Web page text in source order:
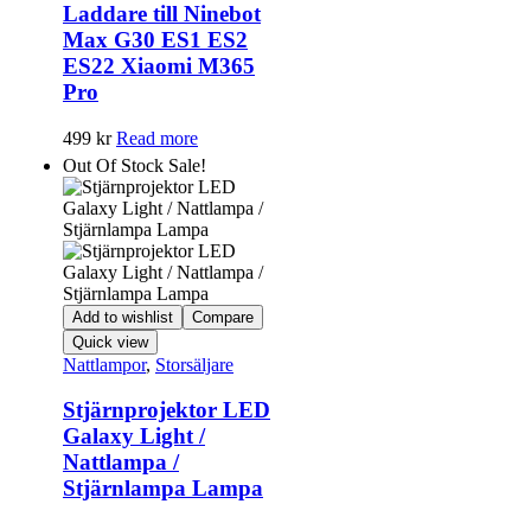
Laddare till Ninebot
Max G30 ES1 ES2
ES22 Xiaomi M365
Pro
499 kr Read more
Out Of Stock Sale!
Add to wishlist
Compare
Quick view
Nattlampor, Storsäljare
Stjärnprojektor LED
Galaxy Light /
Nattlampa /
Stjärnlampa Lampa